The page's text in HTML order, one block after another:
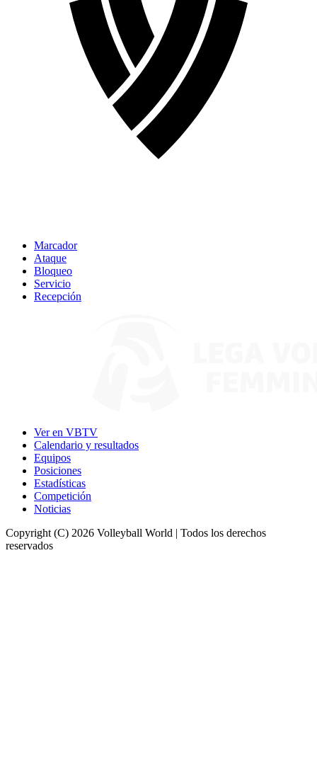
Marcador
Ataque
Bloqueo
Servicio
Recepción
Ver en VBTV
Calendario y resultados
Equipos
Posiciones
Estadísticas
Competición
Noticias
Copyright (C) 2026 Volleyball World | Todos los derechos
reservados